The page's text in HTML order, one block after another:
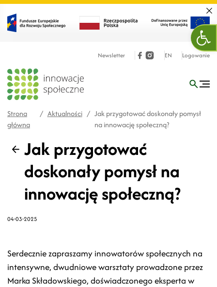
Newsletter EN Logowanie
Strona
główna
/ Aktualności / Jak przygotować doskonały pomysł
na innowację społeczną?
Wstecz
Jak przygotować
doskonały pomysł na
innowację społeczną?
04-03-2025
Serdecznie zapraszamy innowatorów społecznych na
intensywne, dwudniowe warsztaty prowadzone przez
Marka Składowskiego, doświadczonego eksperta w